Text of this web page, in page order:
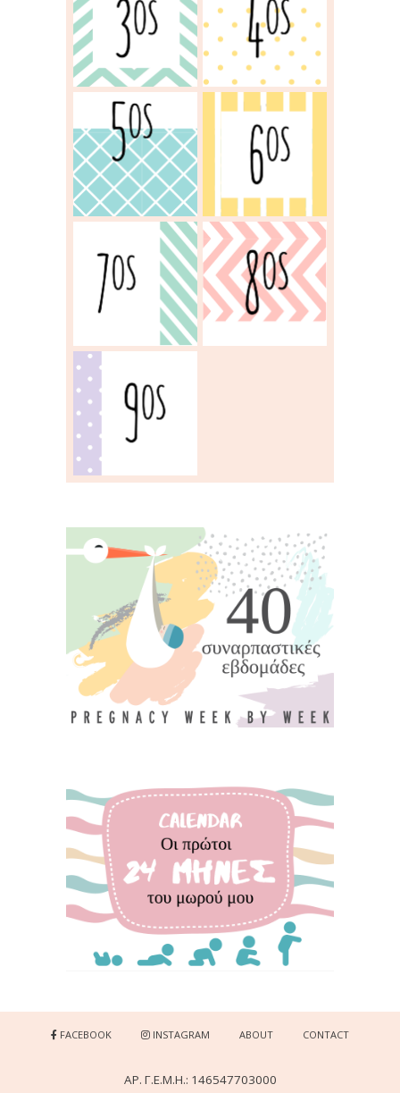
FACEBOOK INSTAGRAM ABOUT CONTACT
ΑΡ. Γ.Ε.Μ.Η.: 146547703000